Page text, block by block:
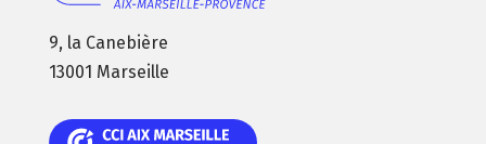
9, la Canebière
13001 Marseille